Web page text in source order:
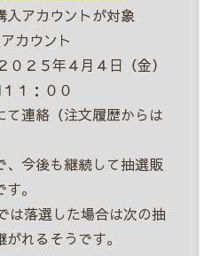
アカウントが対象
カウント
２５年４月４日（金）
１：００
連絡（注文履歴からは
、今後も継続して抽選販
。
落選した場合は次の抽
れるそうです。